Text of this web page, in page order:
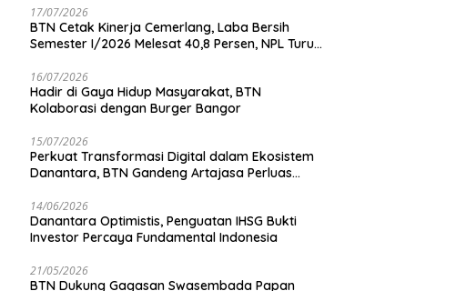
17/07/2026
BTN Cetak Kinerja Cemerlang, Laba Bersih
Semester I/2026 Melesat 40,8 Persen, NPL Turun
16/07/2026
Hadir di Gaya Hidup Masyarakat, BTN
Kolaborasi dengan Burger Bangor
15/07/2026
Perkuat Transformasi Digital dalam Ekosistem
Danantara, BTN Gandeng Artajasa Perluas
14/06/2026
Danantara Optimistis, Penguatan IHSG Bukti
Investor Percaya Fundamental Indonesia
21/05/2026
BTN Dukung Gagasan Swasembada Papan